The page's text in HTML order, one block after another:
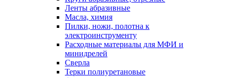
Ленты абразивные
Масла, химия
Пилки, ножи, полотна к
электроинструменту
Расходные материалы для МФИ и
минидрелей
Сверла
Терки полиуретановые